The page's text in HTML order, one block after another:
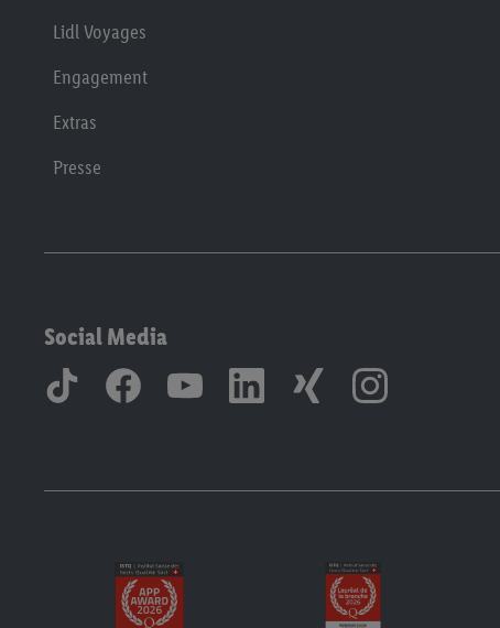
Lidl Voyages
Engagement
Extras
Presse
Social Media